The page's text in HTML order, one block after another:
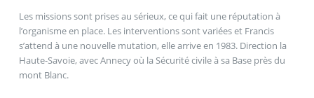
Les missions sont prises au sérieux, ce qui fait une réputation à
l’organisme en place. Les interventions sont variées et Francis
s’attend à une nouvelle mutation, elle arrive en 1983. Direction la
Haute-Savoie, avec Annecy où la Sécurité civile à sa Base près du
mont Blanc.